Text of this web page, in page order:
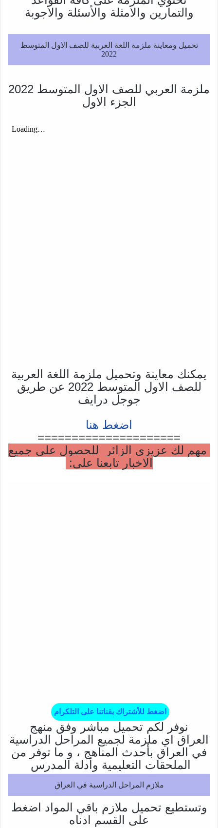
والتمارين والامثلة والأسئلة والاجوبة
تحميل ومعاينة ملزمة اللغة العربية للصف الاول المتوسط
2022
ملزمة العربي للصف الاول المتوسط 2022
الجزء الاول
يمكنك معاينة وتحميل ملزمة اللغة العربية
للصف الاول المتوسط 2022 عن طريق
جوجل درايف
اضغط هنا
=====================
مهم لك عزيزي الزائر للحصول على جميع
الاخبار تابعنا على:
اضغط للأشتراك بقناتنا على التلكرام
نوفر لكم تحميل مباشر وفق منهج
العراق اي ملزمة لجميع المراحل الدراسية
في العراق بأحدث المناهج ، و ما توفر من
الملحقات التعليمية وأدلة المدرس
ملازم المراحل الدراسية في العراق
وتستطيع تحميل ملازم باقي المواد اضغط
على القسم ادناه